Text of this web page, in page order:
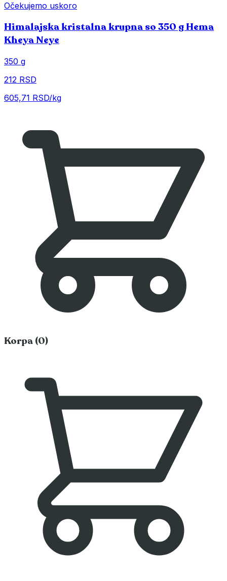
Očekujemo uskoro
Himalajska kristalna krupna so 350 g Hema
Kheya Neye
350 g
212 RSD
605,71 RSD/kg
Korpa (0)